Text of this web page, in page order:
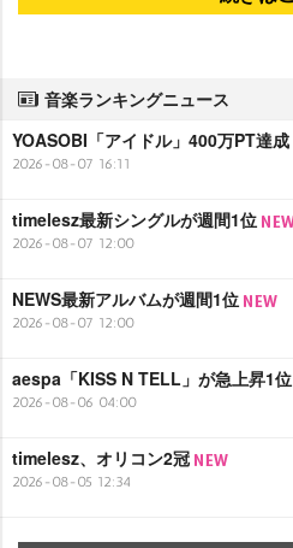
音楽ランキングニュース
YOASOBI「アイドル」400万PT達成
2026-08-07 16:11
timelesz最新シングルが週間1位
2026-08-07 12:00
NEWS最新アルバムが週間1位
2026-08-07 12:00
aespa「KISS N TELL」が急上昇1位
2026-08-06 04:00
timelesz、オリコン2冠
2026-08-05 12:34